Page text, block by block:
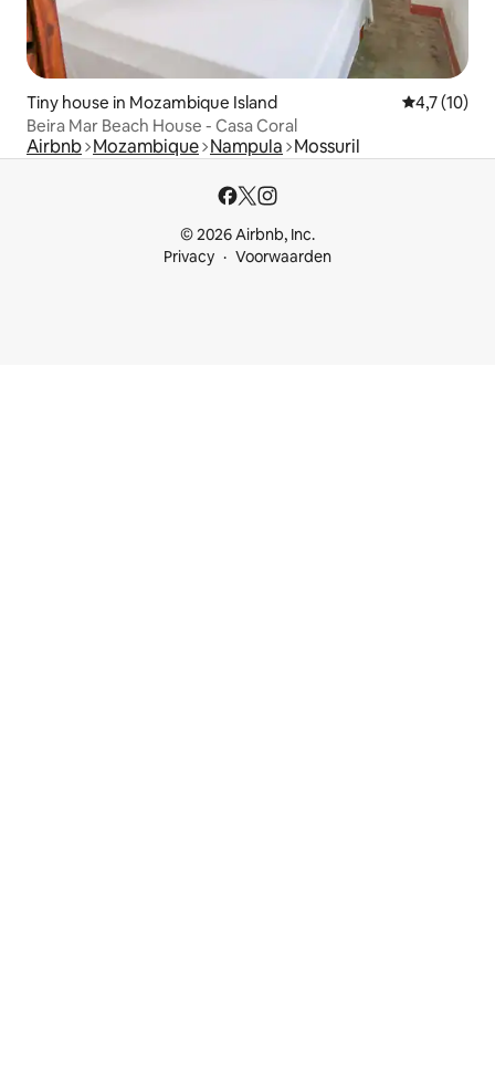
Tiny house in Mozambique Island
4,7 (10)
Beira Mar Beach House - Casa Coral
Airbnb Mozambique Nampula Mossuril
© 2026 Airbnb, Inc.
Privacy
Voorwaarden